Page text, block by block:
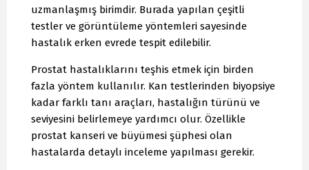
uzmanlaşmış birimdir. Burada yapılan çeşitli
testler ve görüntüleme yöntemleri sayesinde
hastalık erken evrede tespit edilebilir.
Prostat hastalıklarını teşhis etmek için birden
fazla yöntem kullanılır. Kan testlerinden biyopsiye
kadar farklı tanı araçları, hastalığın türünü ve
seviyesini belirlemeye yardımcı olur. Özellikle
prostat kanseri ve büyümesi şüphesi olan
hastalarda detaylı inceleme yapılması gerekir.